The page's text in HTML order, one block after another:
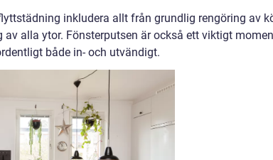
inkludera allt från grundlig rengöring av
alla ytor. Fönsterputsen är också ett viktigt
både in- och utvändigt.